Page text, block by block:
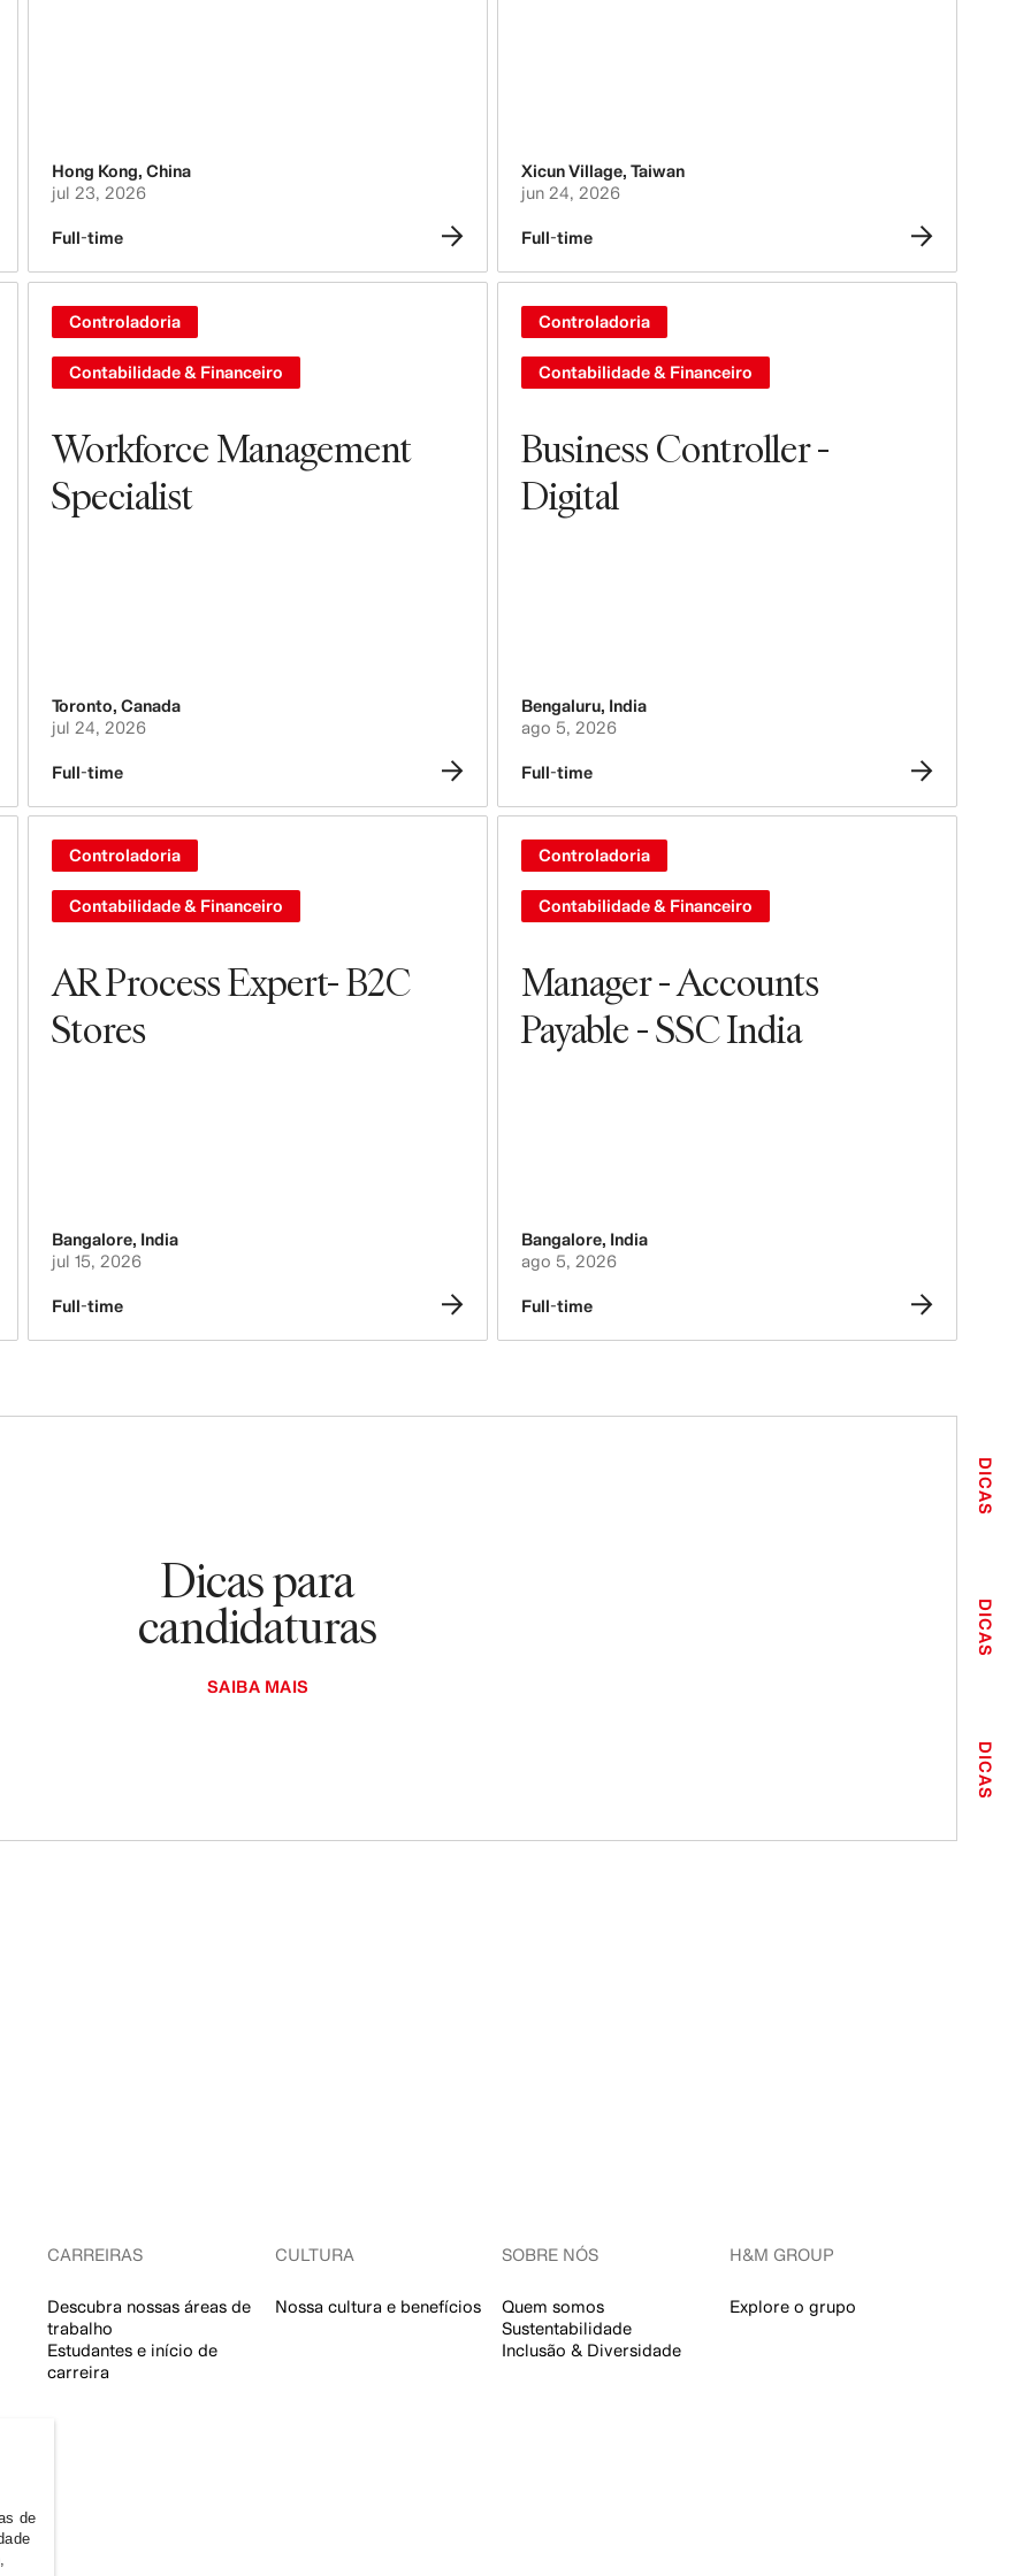
Design & Desenvolvimento de Produto
Administração, Compliance, Jurídico &
Segurança
Controladoria
Contabilidade & Financeiro
Pessoas, Cultura, Inclusão &
Diversidade
Hong Kong, China
jul 23, 2026
Full-time
Xicun Village, Taiwan
jun 24, 2026
Full-time
Workforce Management
Specialist
Controladoria
Contabilidade & Financeiro
Toronto, Canada
jul 24, 2026
Full-time
Business Controller -
Digital
Controladoria
Contabilidade & Financeiro
Bengaluru, India
ago 5, 2026
Full-time
AR Process Expert- B2C
Stores
Controladoria
Contabilidade & Financeiro
Bangalore, India
jul 15, 2026
Full-time
Manager - Accounts
Payable - SSC India
Controladoria
Contabilidade & Financeiro
Bangalore, India
ago 5, 2026
Full-time
Dicas para
candidaturas
SAIBA MAIS
DICAS
DICAS
DICAS
CARREIRAS
Descubra nossas áreas de
trabalho
Estudantes e início de
carreira
CULTURA
Nossa cultura e benefícios
SOBRE NÓS
Quem somos
Sustentabilidade
Inclusão & Diversidade
H&M GROUP
Explore o grupo
de